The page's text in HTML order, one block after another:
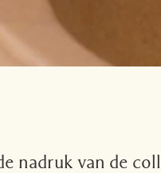
nadruk van de